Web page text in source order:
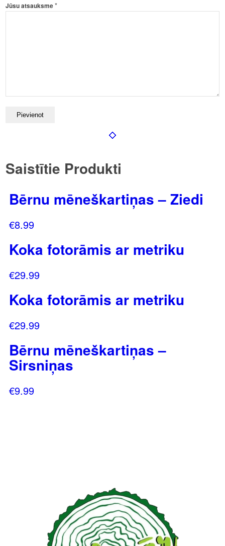
Jūsu atsauksme*
Saistītie Produkti
Bērnu mēneškartiņas – Ziedi
€8.99
Koka fotorāmis ar metriku
€29.99
Koka fotorāmis ar metriku
€29.99
Bērnu mēneškartiņas –
Sirsniņas
€9.99